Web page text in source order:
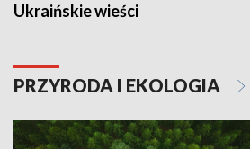
Ukraińskie wieści
PRZYRODA I EKOLOGIA